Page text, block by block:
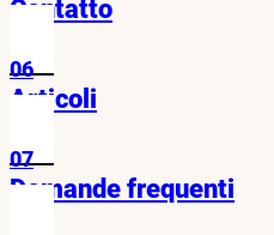
Contatto
06
Articoli
07
Domande frequenti